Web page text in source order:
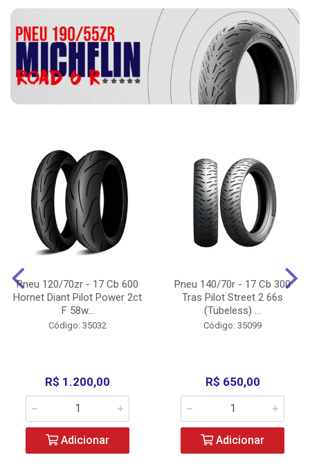
Pneu 120/70zr - 17 Cb 600
Hornet Diant Pilot Power 2ct
F 58w...
Código: 35032
R$ 1.200,00
Adicionar
Pneu 140/70r - 17 Cb 300
Tras Pilot Street 2 66s
(Tubeless) ...
Código: 35099
R$ 650,00
Adicionar